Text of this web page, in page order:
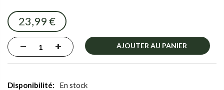
23,99 €
AJOUTER AU PANIER
En stock